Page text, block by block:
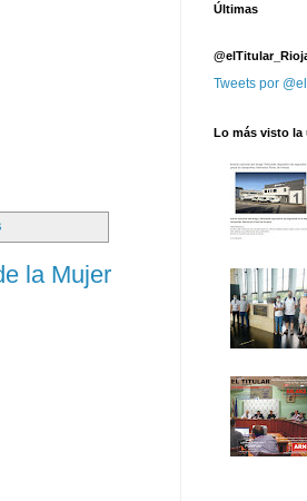
la Mujer
Últimas
Tweets por
Lo más visto la